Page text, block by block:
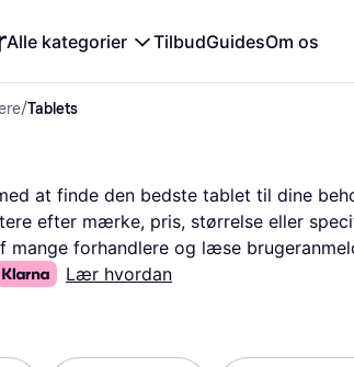
Alle kategorier TilbudGuidesOm os
/Tablets
at finde den bedste tablet til dine
efter mærke, pris, størrelse eller
mange forhandlere og læse
og ydeevne. Vores service gør det
eller underholdning, guider vi dig
af dit køb. Mere om tablets »
Lær hvordan